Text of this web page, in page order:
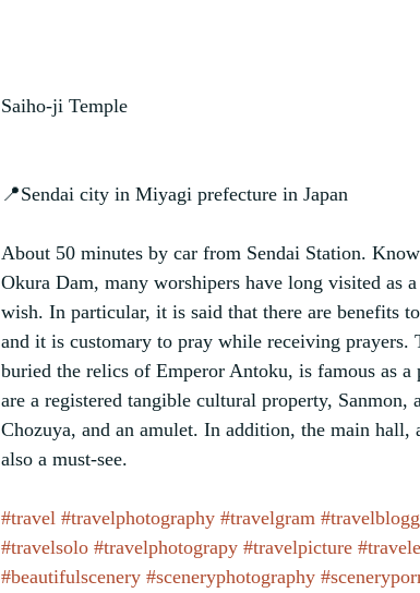
Saiho-ji Temple
📍Sendai city in Miyagi prefecture in Japan
About 50 minutes by car from Sendai Station.
Okura Dam, many worshipers have long visited as
wish. In particular, it is said that there are benefits
and it is customary to pray while receiving prayers.
buried the relics of Emperor Antoku, is famous as
are a registered tangible cultural property,
Chozuya, and an amulet. In addition, the main
also a must-see.
#travel #travelphotography #travelgram
#travelsolo #travelphotograpy #travelpicture
#beautifulscenery #sceneryphotography